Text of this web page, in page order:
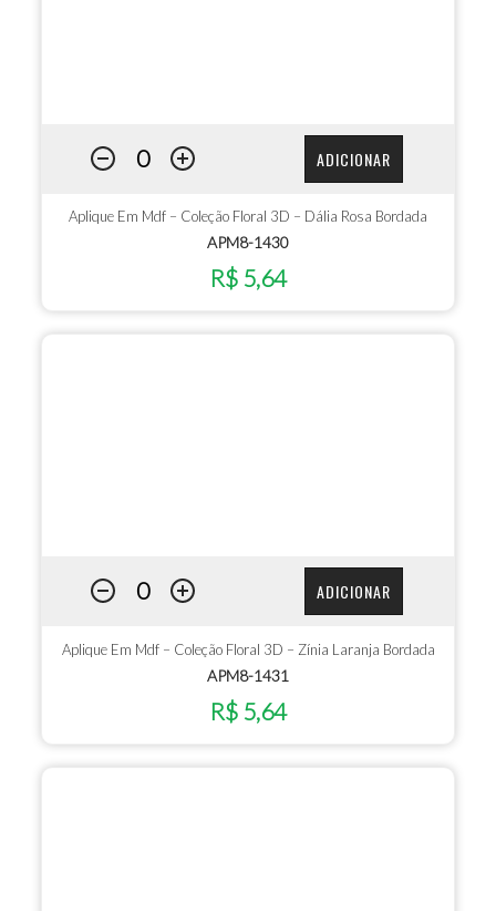
ADICIONAR
Aplique Em Mdf – Coleção Floral 3D – Dália Rosa Bordada
APM8-1430
R$ 5,64
ADICIONAR
Aplique Em Mdf – Coleção Floral 3D – Zínia Laranja Bordada
APM8-1431
R$ 5,64